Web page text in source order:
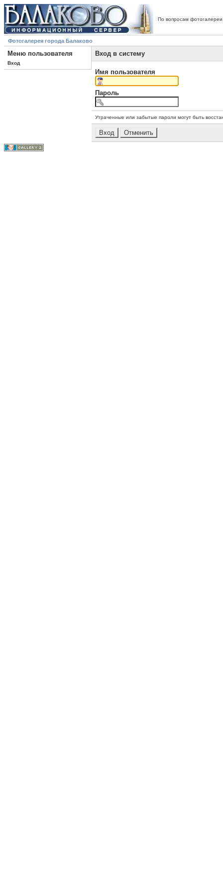
По вопросам
Фотогалерея города Балаково
Меню пользователя
Вход
Вход в систему
Имя пользователя
Пароль
Утраченные или забытые пароли могут быть